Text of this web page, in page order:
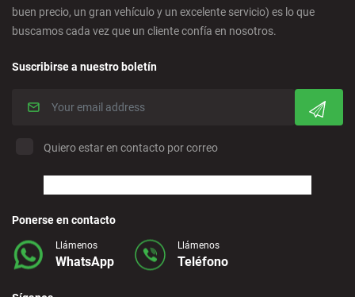
Corralejo - Fuerteventura
Marbella - Estepona
Finestrat - Playa
Fuerteventura - Aeropuerto
buen precio, un gran vehículo y un excelente servicio) es lo que
buscamos cada vez que un cliente confía en nosotros.
Suscribirse a nuestro boletín
Quiero estar en contacto por correo
Ponerse en contacto
Llámenos
WhatsApp
Llámenos
Teléfono